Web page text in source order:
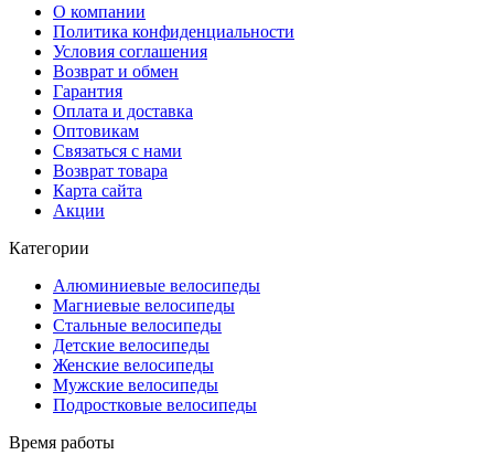
О компании
Политика конфиденциальности
Условия соглашения
Возврат и обмен
Гарантия
Оплата и доставка
Оптовикам
Связаться с нами
Возврат товара
Карта сайта
Акции
Категории
Алюминиевые велосипеды
Магниевые велосипеды
Стальные велосипеды
Детские велосипеды
Женские велосипеды
Мужские велосипеды
Подростковые велосипеды
Время работы